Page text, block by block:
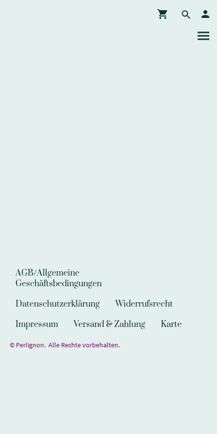
AGB/Allgemeine
Geschäftsbedingungen
Datenschutzerklärung
Widerrufsrecht
Impressum
Versand & Zahlung Karte
© Perlignon. Alle Rechte vorbehalten.